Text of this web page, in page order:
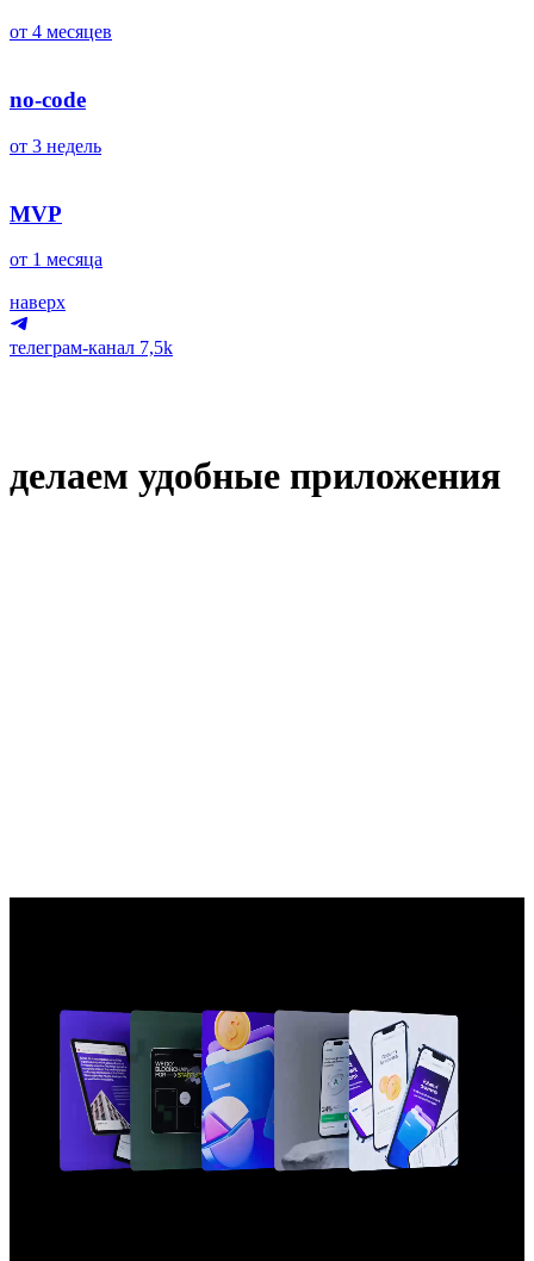
от 4 месяцев
no-code
от 3 недель
MVP
от 1 месяца
наверх
телеграм-канал 7,5k
делаем удобные приложения